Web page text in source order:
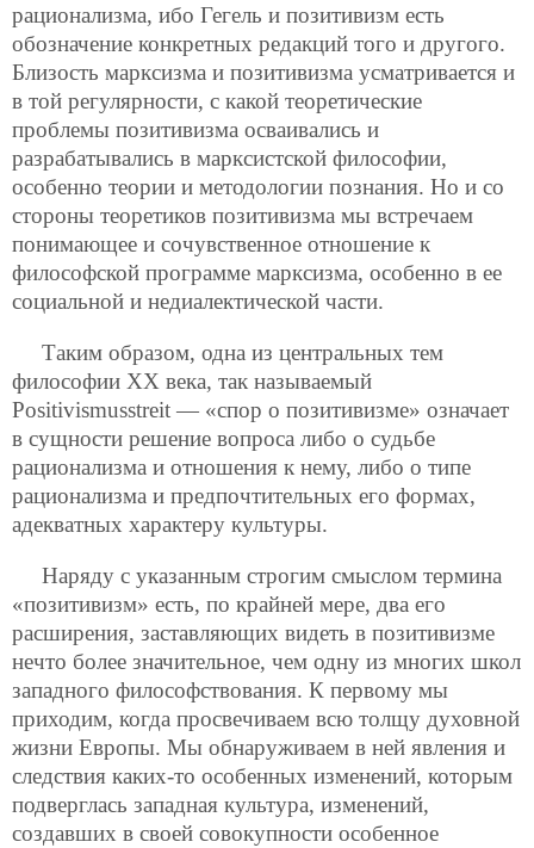
рационализма, ибо Гегель и позитивизм есть
обозначение конкретных редакций того и другого.
Близость марксизма и позитивизма усматривается и
в той регулярности, с какой теоретические
проблемы позитивизма осваивались и
разрабатывались в марксистской философии,
особенно теории и методологии познания. Но и со
стороны теоретиков позитивизма мы встречаем
понимающее и сочувственное отношение к
философской программе марксизма, особенно в ее
социальной и недиалектической части.
Таким образом, одна из центральных тем
философии XX века, так называемый
Рositivismusstreit — «спор о позитивизме» означает
в сущности решение вопроса либо о судьбе
рационализма и отношения к нему, либо о типе
рационализма и предпочтительных его формах,
адекватных характеру культуры.
Наряду с указанным строгим смыслом термина
«позитивизм» есть, по крайней мере, два его
расширения, заставляющих видеть в позитивизме
нечто более значительное, чем одну из многих школ
западного философствования. К первому мы
приходим, когда просвечиваем всю толщу духовной
жизни Европы. Мы обнаруживаем в ней явления и
следствия каких-то особенных изменений, которым
подверглась западная культура, изменений,
создавших в своей совокупности особенное